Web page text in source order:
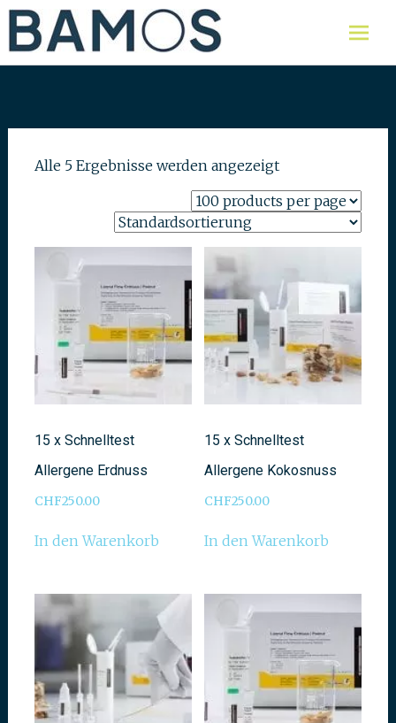
Skip
content
Alle 5 Ergebnisse werden angezeigt
15 x Schnelltest
Allergene Erdnuss
CHF250.00
In den Warenkorb
15 x Schnelltest
Allergene Kokosnuss
CHF250.00
In den Warenkorb